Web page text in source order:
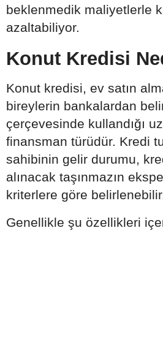
beklenmedik maliyetlerle
azaltabiliyor.
Konut Kredisi
Konut kredisi, ev satın
bireylerin bankalardan
çerçevesinde kullandığı
finansman türüdür. Kredi
sahibinin gelir durumu,
alınacak taşınmazın
kriterlere göre
Genellikle şu özellikleri